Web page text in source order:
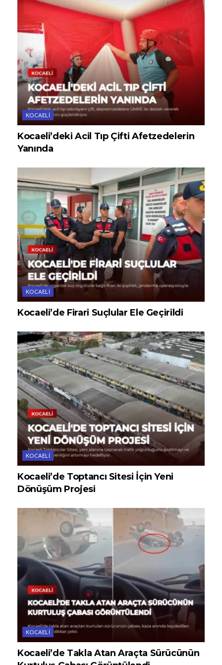
KOCAELI
Kocaeli’deki Acil Tıp Çifti Afetzedelerin
Yanında
KOCAELI
Kocaeli’de Firari Suçlular Ele Geçirildi
KOCAELI
Kocaeli’de Toptancı Sitesi İçin Yeni
Dönüşüm Projesi
KOCAELI
Kocaeli’de Takla Atan Araçta Sürücünün